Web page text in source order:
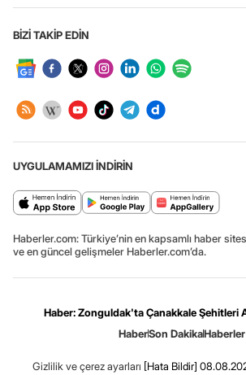
BİZİ TAKİP EDİN
UYGULAMAMIZI İNDİRİN
Haberler.com: Türkiye’nin en kapsamlı haber
ve en güncel gelişmeler Haberler.com’da.
Haber: Zonguldak'ta Çanakkale Şehitleri
HaberSon DakikaHaberler
Gizlilik ve çerez ayarları [Hata Bildir]